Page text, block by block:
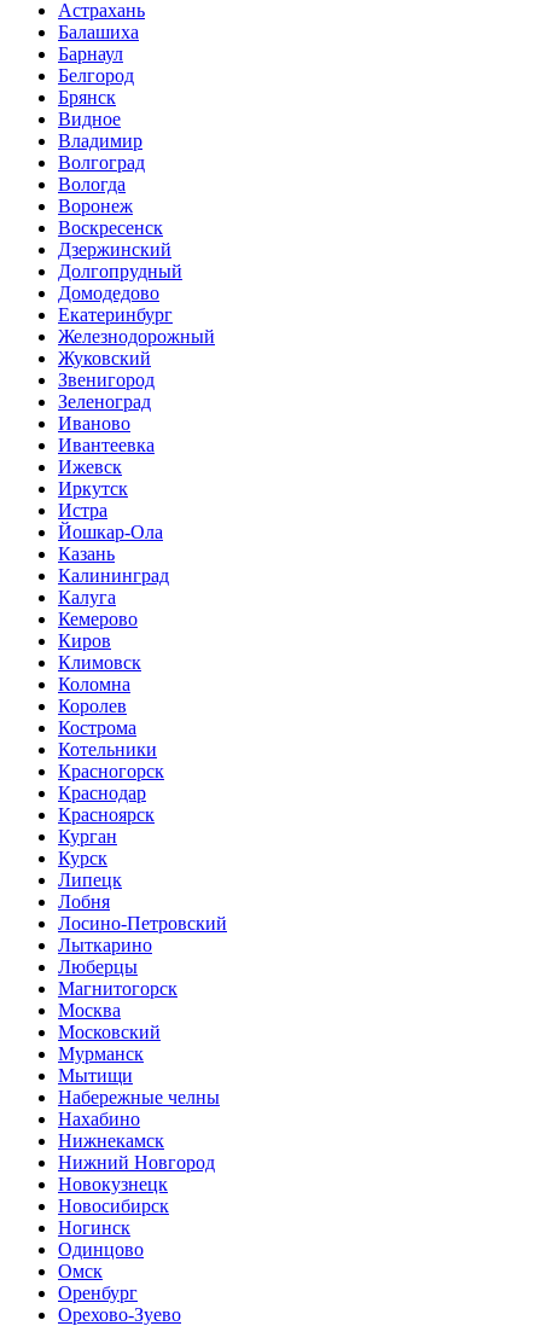
Астрахань
Балашиха
Барнаул
Белгород
Брянск
Видное
Владимир
Волгоград
Вологда
Воронеж
Воскресенск
Дзержинский
Долгопрудный
Домодедово
Екатеринбург
Железнодорожный
Жуковский
Звенигород
Зеленоград
Иваново
Ивантеевка
Ижевск
Иркутск
Истра
Йошкар-Ола
Казань
Калининград
Калуга
Кемерово
Киров
Климовск
Коломна
Королев
Кострома
Котельники
Красногорск
Краснодар
Красноярск
Курган
Курск
Липецк
Лобня
Лосино-Петровский
Лыткарино
Люберцы
Магнитогорск
Москва
Московский
Мурманск
Мытищи
Набережные челны
Нахабино
Нижнекамск
Нижний Новгород
Новокузнецк
Новосибирск
Ногинск
Одинцово
Омск
Оренбург
Орехово-Зуево